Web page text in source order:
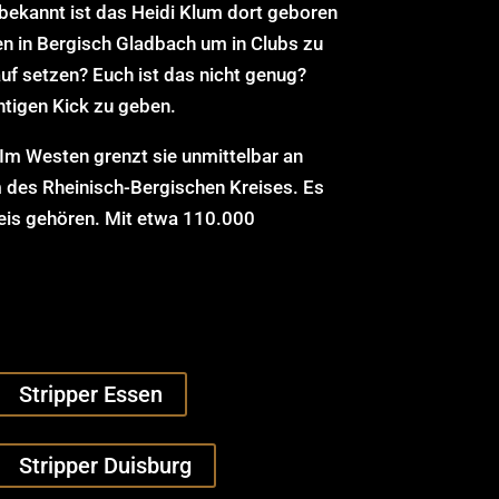
ist das Heidi Klum dort geboren
in Bergisch Gladbach um in Clubs zu
setzen? Euch ist das nicht genug?
Kick zu geben.
Westen grenzt sie unmittelbar an
Rheinisch-Bergischen Kreises. Es
gehören. Mit etwa 110.000
Stripper Essen
Stripper Duisburg